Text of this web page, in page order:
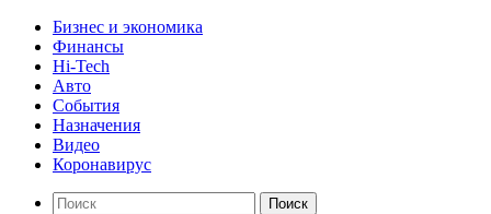
Бизнес и экономика
Финансы
Hi-Tech
Авто
События
Назначения
Видео
Коронавирус
Поиск